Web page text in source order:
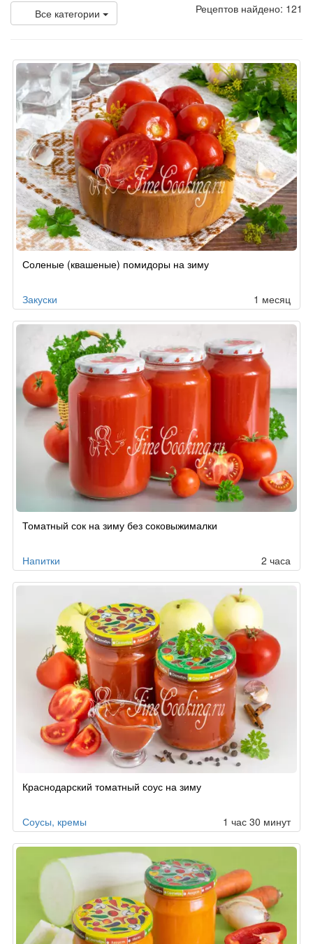
Все категории Рецептов найдено: 121
Соленые (квашеные) помидоры на зиму
Закуски 1 месяц
Томатный сок на зиму без соковыжималки
Напитки 2 часа
Краснодарский томатный соус на зиму
Соусы, кремы 1 час 30 минут